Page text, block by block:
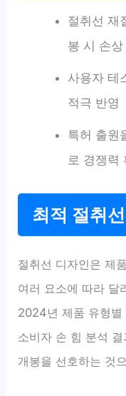
절취선 재
봉 시 손
사용자 테
적극 반영
특허 출원
로 경쟁력
최적 절취
절취선 디자인은 제
여러 요소에 따라 달
2024년 제품 유형별
소비자 손 힘 분석
개봉을 선호하는 것